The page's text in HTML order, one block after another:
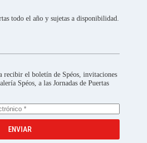
todo el año y sujetas a disponibilidad.
recibir el boletín de Spéos, invitaciones
Spéos, a las Jornadas de Puertas
ENVIAR